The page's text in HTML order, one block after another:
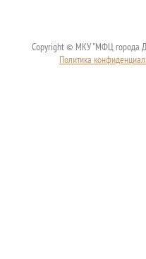
Copyright © МКУ "МФЦ города
Политика